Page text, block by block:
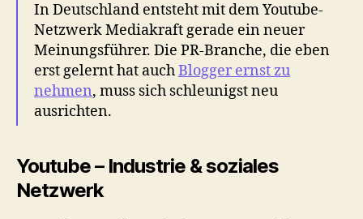
YouTuber
ernst
nehmen
sollte
In Deutschland entsteht mit dem Youtube-
Netzwerk Mediakraft gerade ein neuer
Meinungsführer. Die PR-Branche, die eben
erst gelernt hat auchBlogger ernst zu
nehmen, muss sich schleunigst neu
ausrichten.
Youtube – Industrie & soziales
Netzwerk